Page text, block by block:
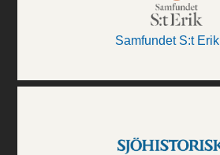
Samfundet S:t Erik